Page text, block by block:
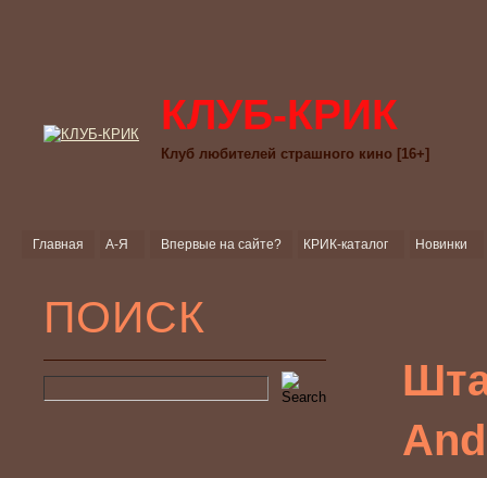
КЛУБ-КРИК
Клуб любителей страшного кино [16+]
Главная А-Я Впервые на сайте? КРИК-каталог Новинки
ПОИСК